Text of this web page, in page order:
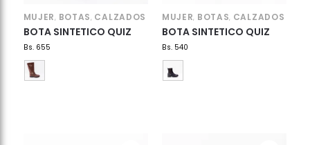
MUJER, BOTAS, CALZADOS
BOTA SINTETICO QUIZ
Bs.655
MUJER, BOTAS, CALZADOS
BOTA SINTETICO QUIZ
Bs.540